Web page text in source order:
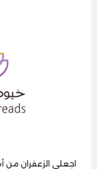
اجعلي الزعفران من